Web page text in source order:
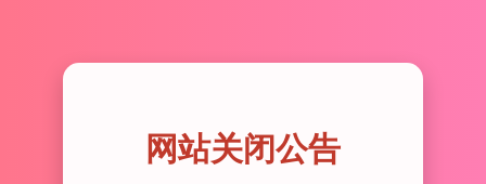
网站关闭公告